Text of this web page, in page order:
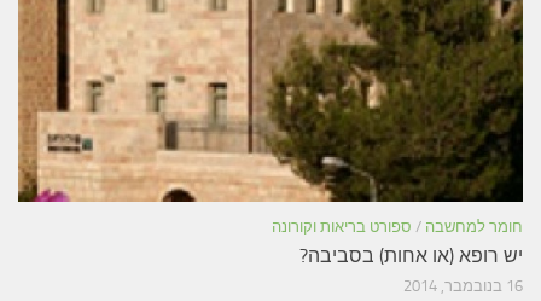
חומר למחשבה / ספורט בריאות וקורונה
יש רופא (או אחות) בסביבה?
16 בנובמבר, 2014